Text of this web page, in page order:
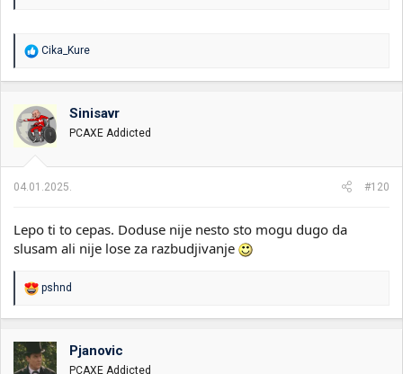
R
o
v
a
n
:
Cika_Kure
Sinisavr
PCAXE Addicted
04.01.2025. #120
Lepo ti to cepas. Doduse nije nesto sto mogu dugo da
slusam ali nije lose za razbudjivanje
R
a
o
v
pshnd
Pjanovic
PCAXE Addicted